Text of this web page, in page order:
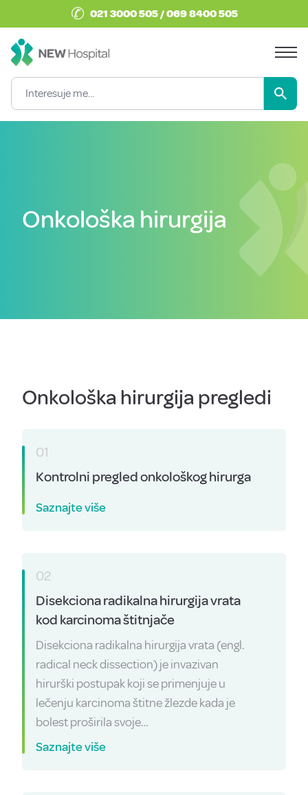
✆ 021 3000 505 / 069 8400 505
Onkološka hirurgija
Onkološka hirurgija pregledi
01
Kontrolni pregled onkološkog hirurga
Saznajte više
02
Disekciona radikalna hirurgija vrata
kod karcinoma štitnjače
Disekciona radikalna hirurgija vrata (engl.
radical neck dissection) je invazivan
hirurški postupak koji se primenjuje u
lečenju karcinoma štitne žlezde kada je
bolest proširila svoje…
Saznajte više